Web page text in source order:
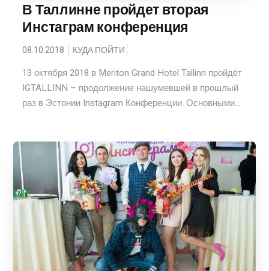
В Таллинне пройдет вторая
Инстаграм конференция
08.10.2018 КУДА ПОЙТИ
13 октября 2018 в Meriton Grand Hotel Tallinn пройдёт
IGTALLINN – продолжение нашумевшей в прошлый
раз в Эстонии Instagram Конференции. Основными...